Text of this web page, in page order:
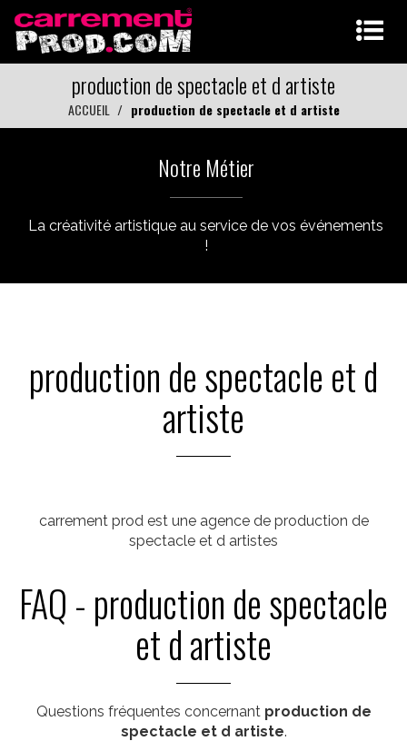
production de spectacle et d artiste
ACCUEIL production de spectacle et d artiste
Notre Métier
La créativité artistique au service de vos événements
!
production de spectacle et d
artiste
carrement prod est une agence de production de
spectacle et d artistes
FAQ - production de spectacle
et d artiste
Questions fréquentes concernant production de
spectacle et d artiste.